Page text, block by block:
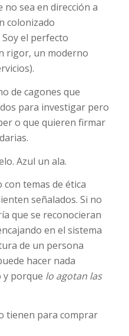
sea en dirección a
colonizado
el perfecto
rigor, un moderno
de cagones que
para investigar pero
o que quieren firmar
Azul un ala.
con temas de ética
señalados. Si no
que se reconocieran
en el sistema
de un persona
hacer nada
y porque lo agotan las
tienen para comprar